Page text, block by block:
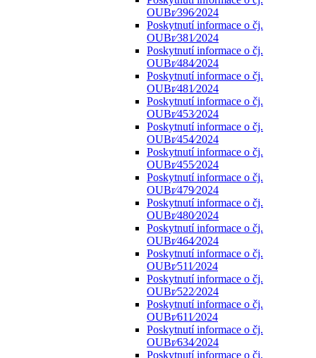
OUBr⁄396⁄2024
Poskytnutí informace o čj.
OUBr⁄381⁄2024
Poskytnutí informace o čj.
OUBr⁄484⁄2024
Poskytnutí informace o čj.
OUBr⁄481⁄2024
Poskytnutí informace o čj.
OUBr⁄453⁄2024
Poskytnutí informace o čj.
OUBr⁄454⁄2024
Poskytnutí informace o čj.
OUBr⁄455⁄2024
Poskytnutí informace o čj.
OUBr⁄479⁄2024
Poskytnutí informace o čj.
OUBr⁄480⁄2024
Poskytnutí informace o čj.
OUBr⁄464⁄2024
Poskytnutí informace o čj.
OUBr⁄511⁄2024
Poskytnutí informace o čj.
OUBr⁄522⁄2024
Poskytnutí informace o čj.
OUBr⁄611⁄2024
Poskytnutí informace o čj.
OUBr⁄634⁄2024
Poskytnutí informace o čj.